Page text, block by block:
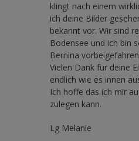
klingt nach einem
ich deine Bilder
bekannt vor. Wir sind
Bodensee und ich bin
Bernina
Vielen Dank für deine
endlich wie es innen
Ich hoffe das ich mir
zulegen kann.
Lg Melanie